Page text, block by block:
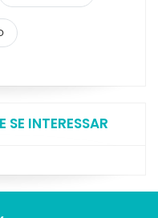
INTERESSAR